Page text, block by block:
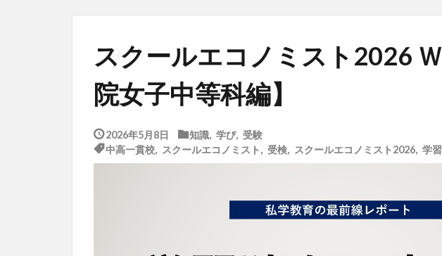
スクールエコノミスト2026
院女子中等科編】
2026年5月8日 知識 学び, 受験
中高一貫校, スクールエコノミスト 受検, スクールエコノミスト2026, 学